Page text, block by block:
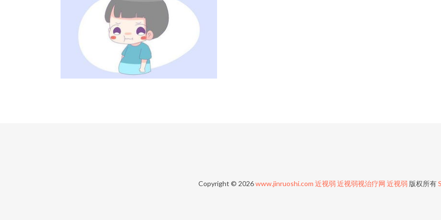
Copyright © 2026www.jinruoshi.com 近视弱 近视弱视治疗网 近视弱 版权所有